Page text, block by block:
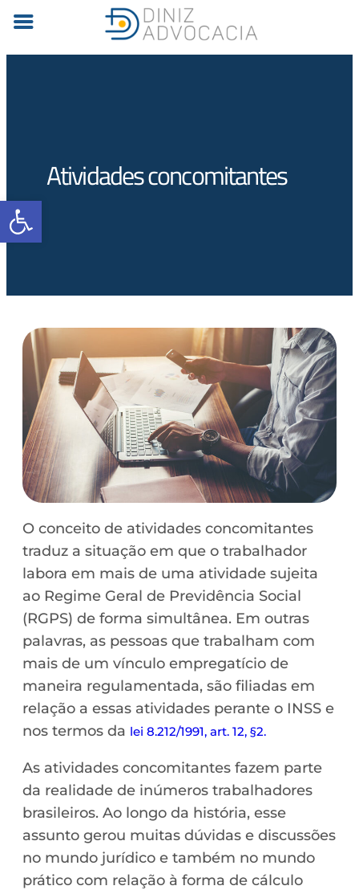
Barra de Ferramentas Aberta
Atividades concomitantes
O conceito de atividades concomitantes
traduz a situação em que o trabalhador
labora em mais de uma atividade sujeita
ao Regime Geral de Previdência Social
(RGPS) de forma simultânea. Em outras
palavras, as pessoas que trabalham com
mais de um vínculo empregatício de
maneira regulamentada, são filiadas em
relação a essas atividades perante o INSS e
nos termos da lei 8.212/1991, art. 12, §2.
As atividades concomitantes fazem parte
da realidade de inúmeros trabalhadores
brasileiros. Ao longo da história, esse
assunto gerou muitas dúvidas e discussões
no mundo jurídico e também no mundo
prático com relação à forma de cálculo